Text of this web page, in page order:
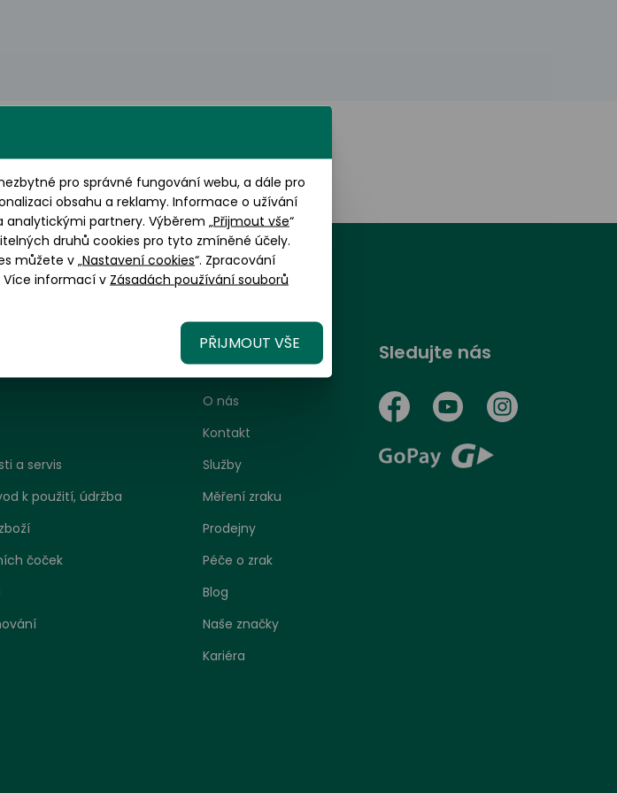
servis
a servis
k použití, údržba
čoček
GrandOptical
O nás
Kontakt
Služby
Měření zraku
Prodejny
Péče o zrak
Blog
Naše značky
Kariéra
Sledujte nás
pro správné fungování webu, a dále pro
obsahu a reklamy. Informace o užívání
partnery. Výběrem „Přijmout vše“
druhů cookies pro tyto zmíněné účely.
můžete v „Nastavení cookies“. Zpracování
Více informací v Zásadách používání souborů
PŘIJMOUT VŠE